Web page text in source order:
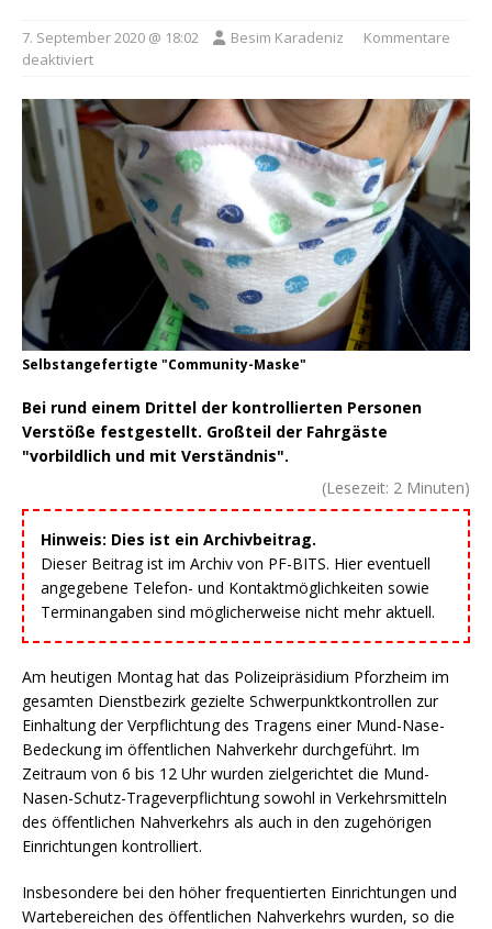
7. September 2020 @ 18:02 Besim Karadeniz
Kommentare
deaktiviert
Selbstangefertigte "Community-Maske"
Bei rund einem Drittel der kontrollierten Personen
Verstöße festgestellt. Großteil der Fahrgäste
"vorbildlich und mit Verständnis".
(Lesezeit: 2 Minuten)
Hinweis: Dies ist ein Archivbeitrag.
Dieser Beitrag ist im Archiv von PF-BITS. Hier eventuell
angegebene Telefon- und Kontaktmöglichkeiten sowie
Terminangaben sind möglicherweise nicht mehr aktuell.
Am heutigen Montag hat das Polizeipräsidium Pforzheim im
gesamten Dienstbezirk gezielte Schwerpunktkontrollen zur
Einhaltung der Verpflichtung des Tragens einer Mund-Nase-
Bedeckung im öffentlichen Nahverkehr durchgeführt. Im
Zeitraum von 6 bis 12 Uhr wurden zielgerichtet die Mund-
Nasen-Schutz-Trageverpflichtung sowohl in Verkehrsmitteln
des öffentlichen Nahverkehrs als auch in den zugehörigen
Einrichtungen kontrolliert.
Insbesondere bei den höher frequentierten Einrichtungen und
Wartebereichen des öffentlichen Nahverkehrs wurden, so die